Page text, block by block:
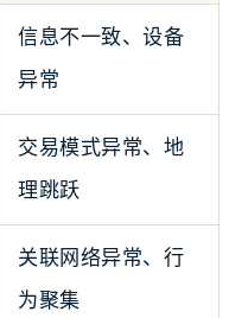
信息不一致、设备
异常
交易模式异常、地
理跳跃
关联网络异常、行
为聚集